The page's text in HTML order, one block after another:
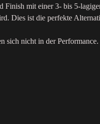
mit einer 3- bis 5-
Dies ist die perfekte
sich nicht in der Performance.